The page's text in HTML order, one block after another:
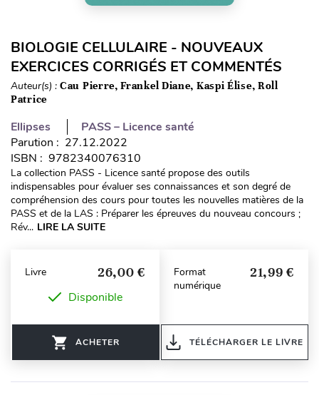
BIOLOGIE CELLULAIRE - NOUVEAUX
EXERCICES CORRIGÉS ET COMMENTÉS
Auteur(s) : Cau Pierre, Frankel Diane, Kaspi Élise, Roll
Patrice
Ellipses
PASS – Licence santé
Parution : 27.12.2022
ISBN : 9782340076310
La collection PASS - Licence santé propose des outils
indispensables pour évaluer ses connaissances et son degré de
compréhension des cours pour toutes les nouvelles matières de la
PASS et de la LAS : Préparer les épreuves du nouveau concours ;
Rév... LIRE LA SUITE
Livre 26,00 €
Disponible
ACHETER
Format
numérique
21,99 €
TÉLÉCHARGER LE LIVRE